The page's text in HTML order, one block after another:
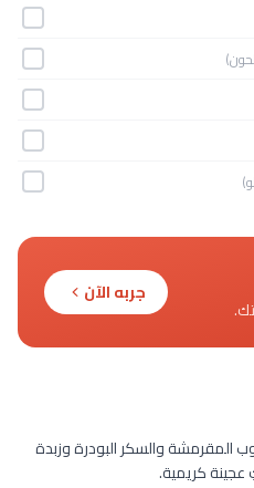
جربه الآن
المقرمشة والسكر البودرة وزبدة
كريمية.